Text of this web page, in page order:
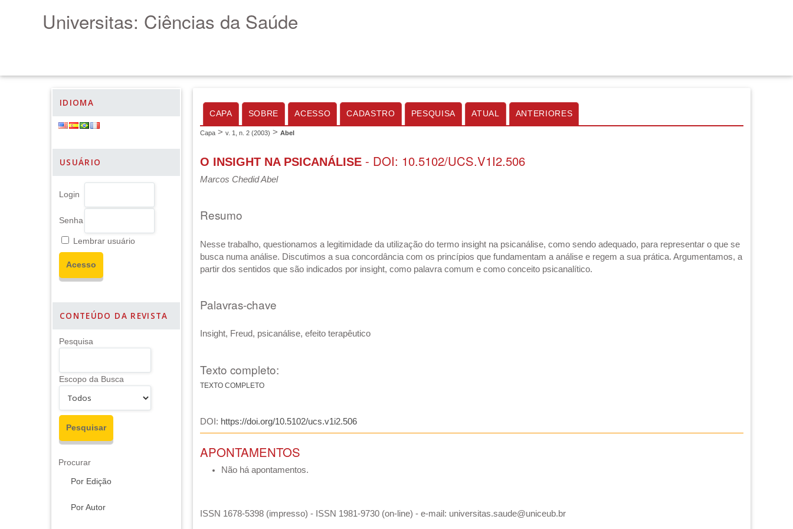
Universitas: Ciências da Saúde
IDIOMA
USUÁRIO
Login
Senha
Lembrar usuário
CONTEÚDO DA REVISTA
Pesquisa
Escopo da Busca
Procurar
Por Edição
Por Autor
CAPA SOBRE ACESSO CADASTRO PESQUISA ATUAL ANTERIORES
Capa > v. 1, n. 2 (2003) > Abel
O INSIGHT NA PSICANÁLISE - DOI: 10.5102/UCS.V1I2.506
Marcos Chedid Abel
Resumo
Nesse trabalho, questionamos a legitimidade da utilização do termo insight na psicanálise, como sendo adequado, para representar o que se
busca numa análise. Discutimos a sua concordância com os princípios que fundamentam a análise e regem a sua prática. Argumentamos, a
partir dos sentidos que são indicados por insight, como palavra comum e como conceito psicanalítico.
Palavras-chave
Insight, Freud, psicanálise, efeito terapêutico
Texto completo:
TEXTO COMPLETO
DOI: https://doi.org/10.5102/ucs.v1i2.506
APONTAMENTOS
Não há apontamentos.
ISSN 1678-5398 (impresso) - ISSN 1981-9730 (on-line) - e-mail: universitas.saude@uniceub.br